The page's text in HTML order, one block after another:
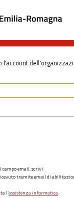
l'account
campo email, scrivi
tramite email di
l’assistenza informatica.